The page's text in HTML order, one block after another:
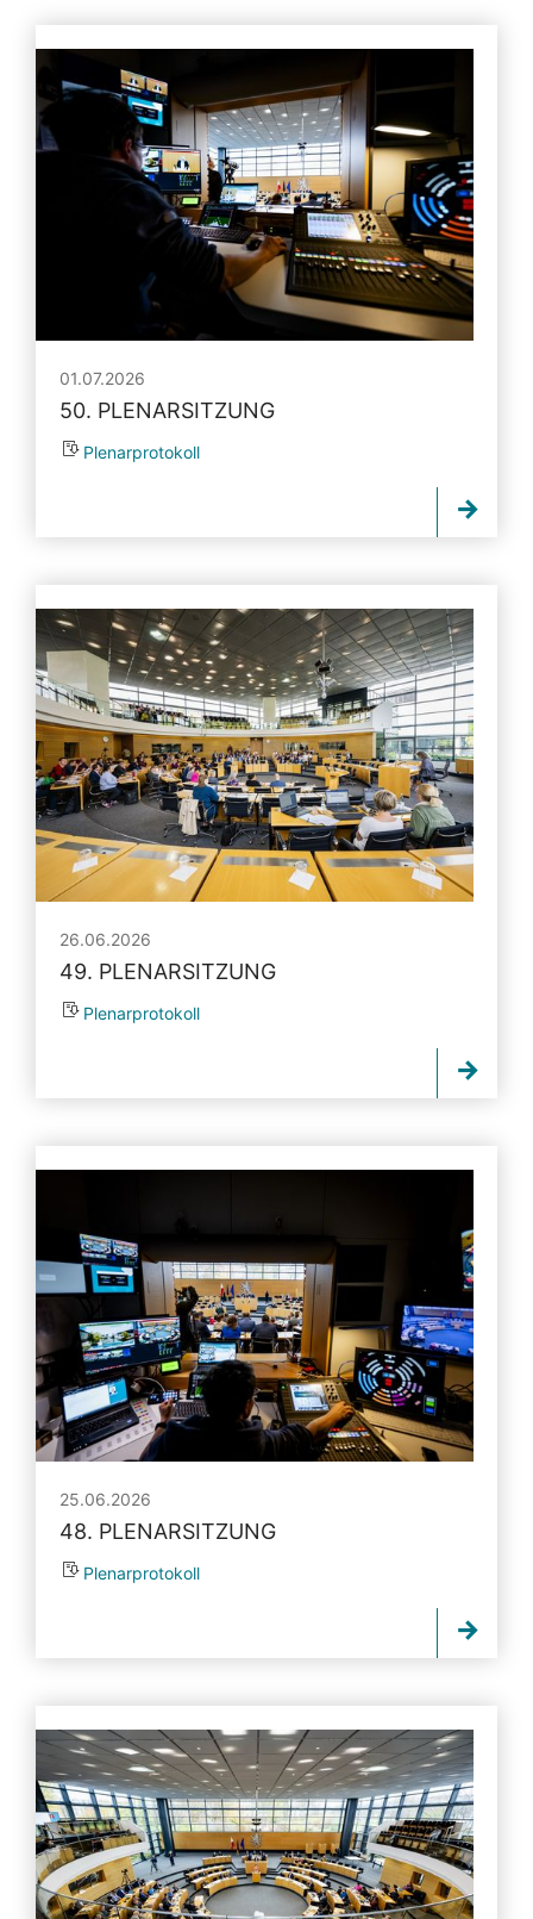
01.07.2026
50. PLENARSITZUNG
Plenarprotokoll
26.06.2026
49. PLENARSITZUNG
Plenarprotokoll
25.06.2026
48. PLENARSITZUNG
Plenarprotokoll